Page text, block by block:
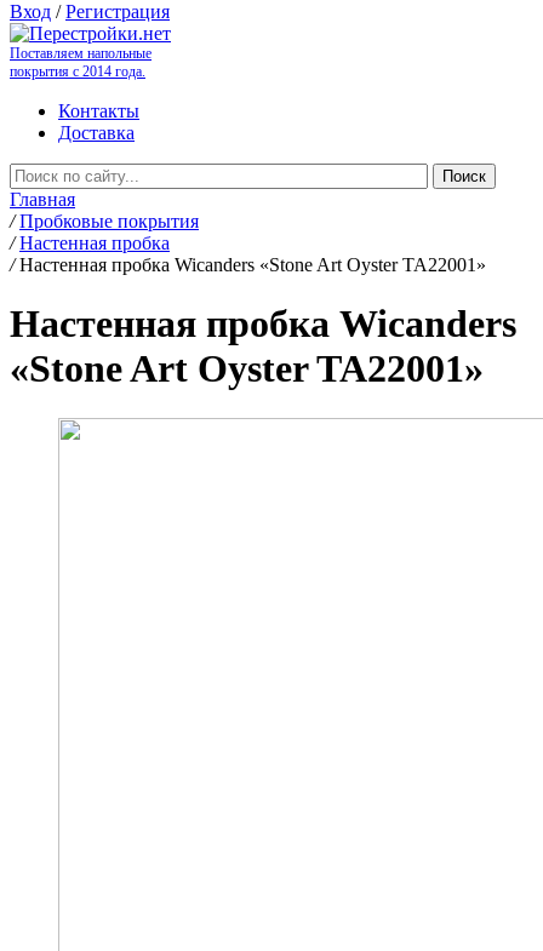
Вход /Регистрация
Поставляем напольные
покрытия с 2014 года.
Контакты
Доставка
Главная
/ Пробковые покрытия
/ Настенная пробка
/ Настенная пробка Wicanders «Stone Art Oyster TA22001»
Настенная пробка Wicanders
«Stone Art Oyster TA22001»